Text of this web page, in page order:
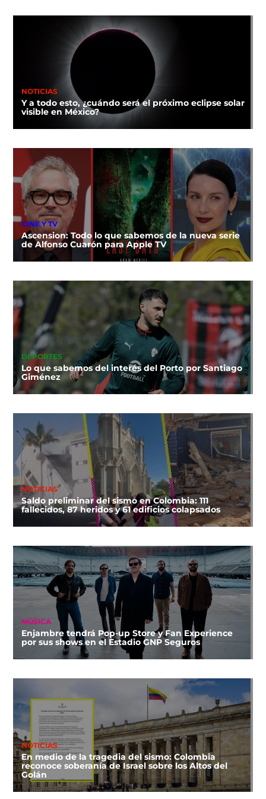
NOTICIAS
Y a todo esto, ¿cuándo será el próximo eclipse solar
visible en México?
CINE Y TV
Ascension: Todo lo que sabemos de la nueva serie
de Alfonso Cuarón para Apple TV
DEPORTES
Lo que sabemos del interés del Porto por Santiago
Giménez
NOTICIAS
Saldo preliminar del sismo en Colombia: 111
fallecidos, 87 heridos y 61 edificios colapsados
MÚSICA
Enjambre tendrá Pop-up Store y Fan Experience
por sus shows en el Estadio GNP Seguros
NOTICIAS
En medio de la tragedia del sismo: Colombia
reconoce soberanía de Israel sobre los Altos del
Golán